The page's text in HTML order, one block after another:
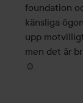
foundation
känsliga
upp
men det är
☺️